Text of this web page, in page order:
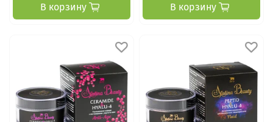
В корзину В корзину